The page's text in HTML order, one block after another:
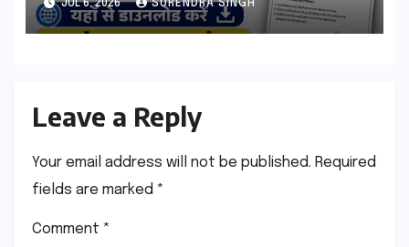
JUL 6, 2026 SURENDRA SINGH
Leave a Reply
Your email address will not be published. Required
fields are marked *
Comment *